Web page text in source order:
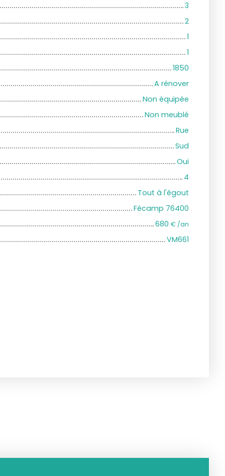
3
2
1
1
1850
A rénover
Non équipée
Non meublé
Rue
Sud
Oui
4
Tout à l'égout
Fécamp 76400
680 € /an
VM661